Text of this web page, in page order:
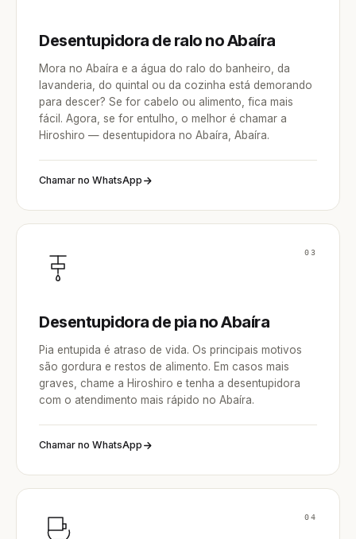
Desentupidora de ralo no Abaíra
Mora no Abaíra e a água do ralo do banheiro, da
lavanderia, do quintal ou da cozinha está demorando
para descer? Se for cabelo ou alimento, fica mais
fácil. Agora, se for entulho, o melhor é chamar a
Hiroshiro — desentupidora no Abaíra, Abaíra.
Chamar no WhatsApp
03
Desentupidora de pia no Abaíra
Pia entupida é atraso de vida. Os principais motivos
são gordura e restos de alimento. Em casos mais
graves, chame a Hiroshiro e tenha a desentupidora
com o atendimento mais rápido no Abaíra.
Chamar no WhatsApp
04